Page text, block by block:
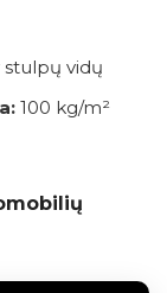
stulpų vidų
100 kg/m²